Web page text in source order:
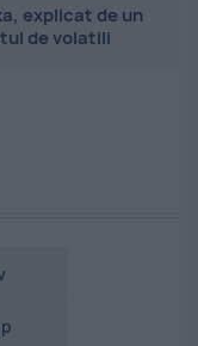
explicat de un
de volatili